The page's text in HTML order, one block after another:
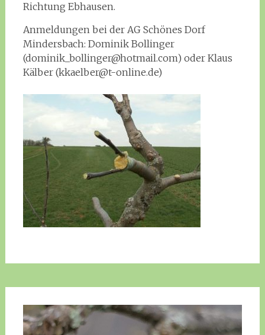
Richtung Ebhausen.
Anmeldungen bei der AG Schönes Dorf
Mindersbach: Dominik Bollinger
(dominik_bollinger@hotmail.com) oder Klaus
Kälber (kkaelber@t-online.de)